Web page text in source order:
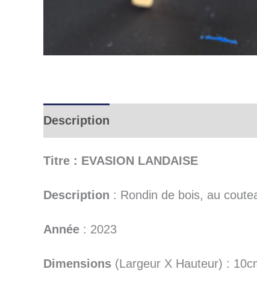
Description
Titre : EVASION LANDAISE
Description : Rondin de bois, au
Année : 2023
Dimensions (Largeur X Hauteur) :